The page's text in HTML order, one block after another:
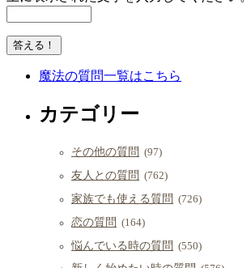
魔法の質問一覧はこちら
カテゴリー
その他の質問 (97)
友人との質問 (762)
家族でも使える質問 (726)
恋の質問 (164)
悩んでいる時の質問 (550)